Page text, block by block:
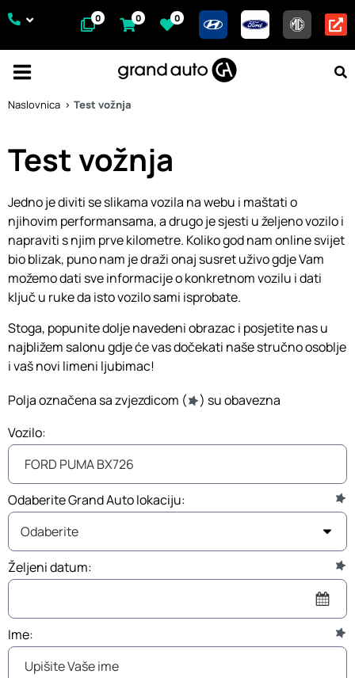
0 0 0
Naslovnica Test vožnja
Test vožnja
Jedno je diviti se slikama vozila na webu i maštati o
njihovim performansama, a drugo je sjesti u željeno vozilo i
napraviti s njim prve kilometre. Koliko god nam online svijet
bio blizak, puno nam je draži onaj susret uživo gdje Vam
možemo dati sve informacije o konkretnom vozilu i dati
ključ u ruke da isto vozilo sami isprobate.
Stoga, popunite dolje navedeni obrazac i posjetite nas u
najbližem salonu gdje će vas dočekati naše stručno osoblje
i vaš novi limeni ljubimac!
Polja označena sa zvjezdicom (
) su obavezna
Vozilo:
Odaberite Grand Auto lokaciju:
Željeni datum:
Ime: